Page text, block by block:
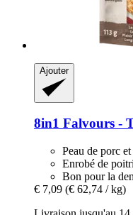
Ajouter
8in1 Falvours -​
Peau de porc
Enrobé de
Bon pour la
€ 7,09 (€ 62,74 / kg)